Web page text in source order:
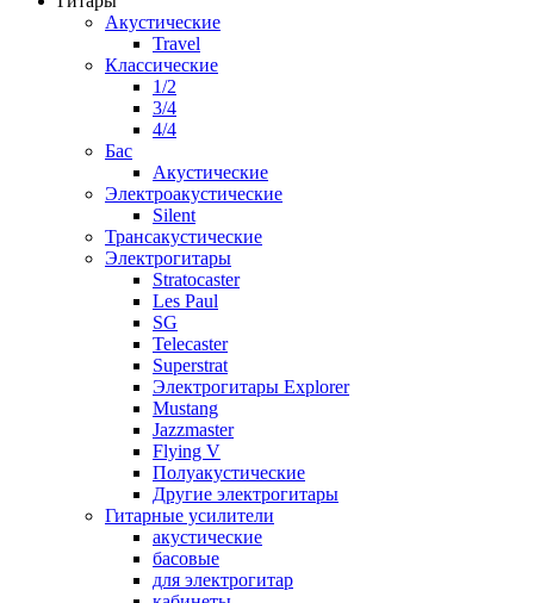
Акустические
Travel
Классические
1/2
3/4
4/4
Бас
Акустические
Электроакустические
Silent
Трансакустические
Электрогитары
Stratocaster
Les Paul
SG
Telecaster
Superstrat
Электрогитары Explorer
Mustang
Jazzmaster
Flying V
Полуакустические
Другие электрогитары
Гитарные усилители
акустические
басовые
для электрогитар